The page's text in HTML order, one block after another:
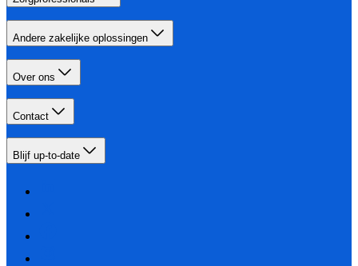
Andere zakelijke oplossingen
Over ons
Contact
Blijf up-to-date